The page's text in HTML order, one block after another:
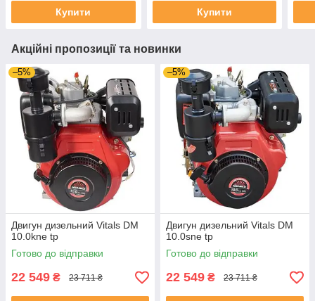
Купити Купити
Акційні пропозиції та новинки
–5%
Двигун дизельний Vitals DM
10.0kne tp
Готово до відправки
22 549 ₴ 23 711 ₴
–5%
Двигун дизельний Vitals DM
10.0sne tp
Готово до відправки
22 549 ₴ 23 711 ₴